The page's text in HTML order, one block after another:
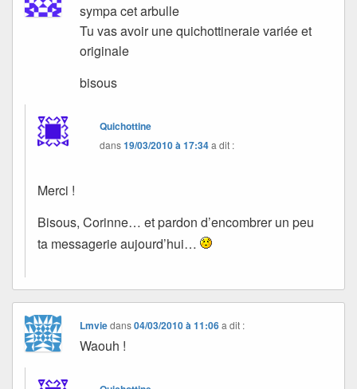
sympa cet arbulle
Tu vas avoir une quichottineraie variée et
originale
bisous
Quichottine
dans19/03/2010 à 17:34a dit :
Merci !
Bisous, Corinne… et pardon d’encombrer un peu
ta messagerie aujourd’hui…
Lmviedans04/03/2010 à 11:06 a dit :
Waouh !